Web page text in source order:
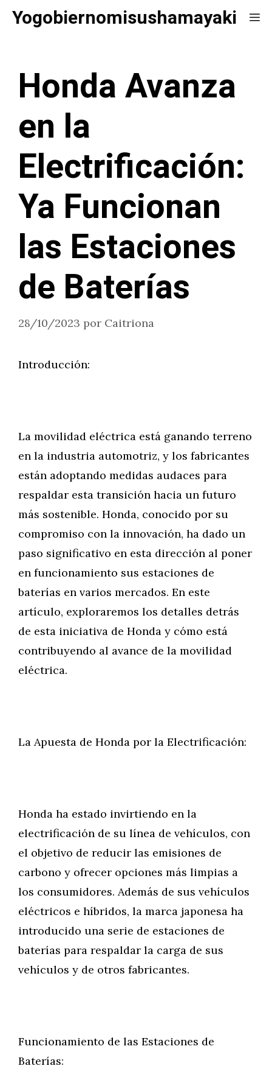
SaltarYogobiernomisushamayaki
Honda Avanza
en la
Electrificación:
Ya Funcionan
las Estaciones
de Baterías
28/10/2023 por Caitriona
Introducción:
La movilidad eléctrica está ganando terreno
en la industria automotriz, y los fabricantes
están adoptando medidas audaces para
respaldar esta transición hacia un futuro
más sostenible. Honda, conocido por su
compromiso con la innovación, ha dado un
paso significativo en esta dirección al poner
en funcionamiento sus estaciones de
baterías en varios mercados. En este
artículo, exploraremos los detalles detrás
de esta iniciativa de Honda y cómo está
contribuyendo al avance de la movilidad
eléctrica.
La Apuesta de Honda por la Electrificación:
Honda ha estado invirtiendo en la
electrificación de su línea de vehículos, con
el objetivo de reducir las emisiones de
carbono y ofrecer opciones más limpias a
los consumidores. Además de sus vehículos
eléctricos e híbridos, la marca japonesa ha
introducido una serie de estaciones de
baterías para respaldar la carga de sus
vehículos y de otros fabricantes.
Funcionamiento de las Estaciones de
Baterías: